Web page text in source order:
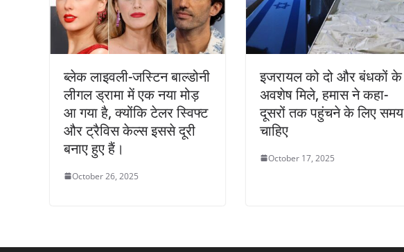
ब्लेक लाइवली-जस्टिन बाल्डोनी
लीगल ड्रामा में एक नया मोड़
आ गया है, क्योंकि टेलर स्विफ्ट
और ट्रैविस केल्स इससे दूरी
बनाए हुए हैं।
October 26, 2025
इजरायल को दो और बंधकों के
अवशेष मिले, हमास ने कहा-
दूसरों तक पहुंचने के लिए समय
चाहिए
October 17, 2025